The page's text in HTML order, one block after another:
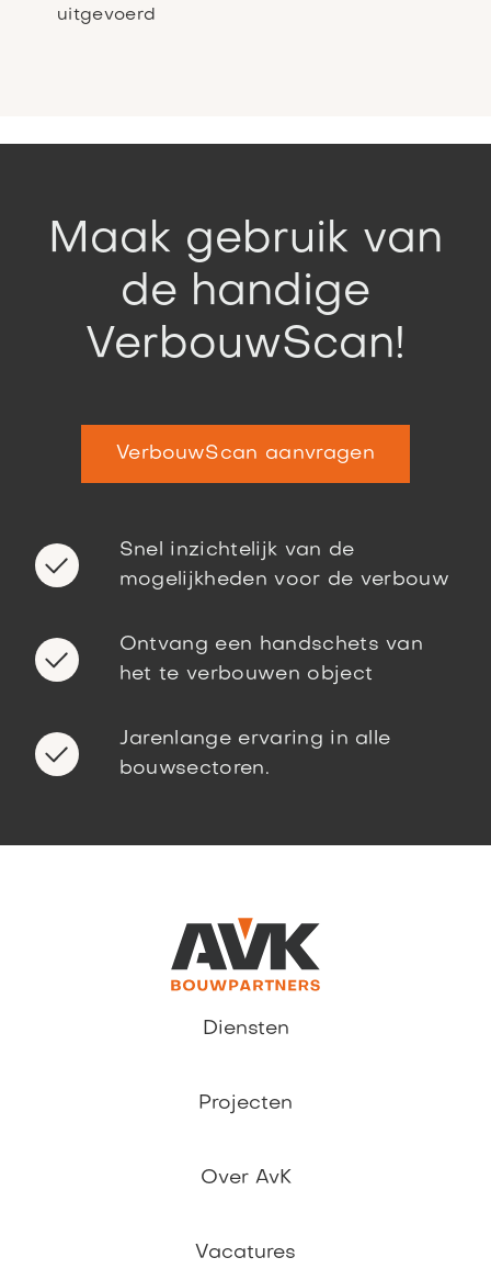
uitgevoerd
Maak gebruik van
de handige
VerbouwScan!
VerbouwScan aanvragen
Snel inzichtelijk van de
mogelijkheden voor de verbouw
Ontvang een handschets van
het te verbouwen object
Jarenlange ervaring in alle
bouwsectoren.
Diensten
Projecten
Over AvK
Vacatures